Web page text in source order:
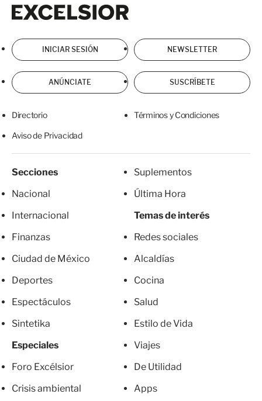
INICIAR SESIÓN NEWSLETTER
ANÚNCIATE SUSCRÍBETE
Directorio Términos y Condiciones
Aviso de Privacidad
Secciones
Nacional
Internacional
Finanzas
Ciudad de México
Deportes
Espectáculos
Sintetika
Especiales
Foro Excélsior
Crisis ambiental
Suplementos
Última Hora
Temas de interés
Redes sociales
Alcaldías
Cocina
Salud
Estilo de Vida
Viajes
De Utilidad
Apps